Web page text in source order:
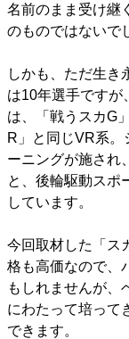
名前のまま受け継
のものではないで
しかも、ただ生き
は10年選手ですが
は、「戦うスカG
R」と同じVR系。
ーニングが施され
と、後輪駆動スポ
しています。
今回取材した「ス
格も高価なので、
もしれませんが、
にわたって培って
できます。